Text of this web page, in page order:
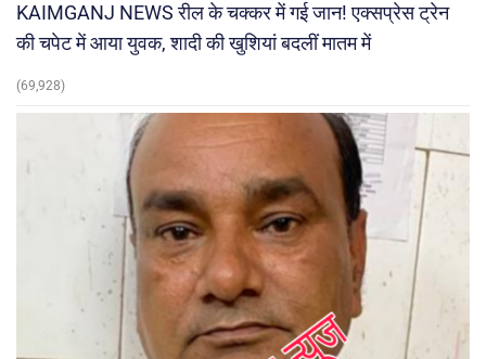
KAIMGANJ NEWS रील के चक्कर में गई जान! एक्सप्रेस ट्रेन
की चपेट में आया युवक, शादी की खुशियां बदलीं मातम में
(69,928)